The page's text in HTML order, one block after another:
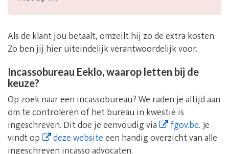
Als de klant jou betaalt, omzeilt hij zo de extra kosten.
Zo ben jij hier uiteindelijk verantwoordelijk voor.
Incassobureau Eeklo, waarop letten bij de
keuze?
Op zoek naar een incassobureau? We raden je altijd aan
om te controleren of het bureau in kwestie is
ingeschreven. Dit doe je eenvoudig via
fgov.be. Je
vindt op
deze websiteeen handig overzicht van alle